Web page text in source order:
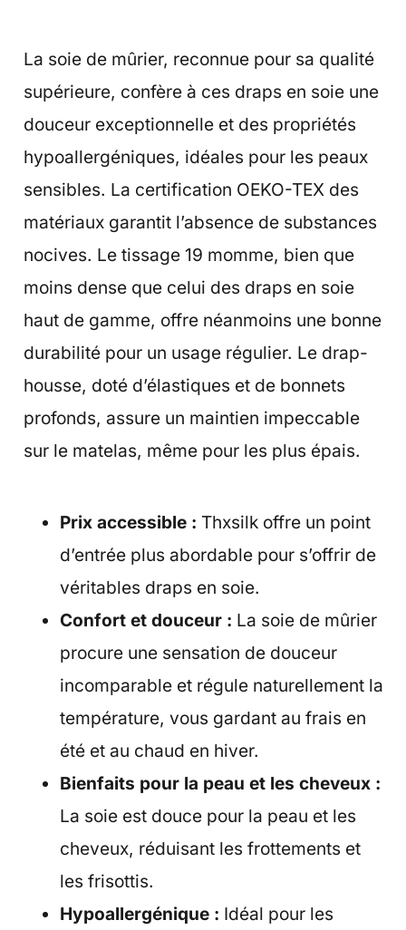
La soie de mûrier, reconnue pour sa qualité
supérieure, confère à ces draps en soie une
douceur exceptionnelle et des propriétés
hypoallergéniques, idéales pour les peaux
sensibles. La certification OEKO-TEX des
matériaux garantit l’absence de substances
nocives. Le tissage 19 momme, bien que
moins dense que celui des draps en soie
haut de gamme, offre néanmoins une bonne
durabilité pour un usage régulier. Le drap-
housse, doté d’élastiques et de bonnets
profonds, assure un maintien impeccable
sur le matelas, même pour les plus épais.
Prix accessible : Thxsilk offre un point
d’entrée plus abordable pour s’offrir de
véritables draps en soie.
Confort et douceur : La soie de mûrier
procure une sensation de douceur
incomparable et régule naturellement la
température, vous gardant au frais en
été et au chaud en hiver.
Bienfaits pour la peau et les cheveux :
La soie est douce pour la peau et les
cheveux, réduisant les frottements et
les frisottis.
Hypoallergénique : Idéal pour les